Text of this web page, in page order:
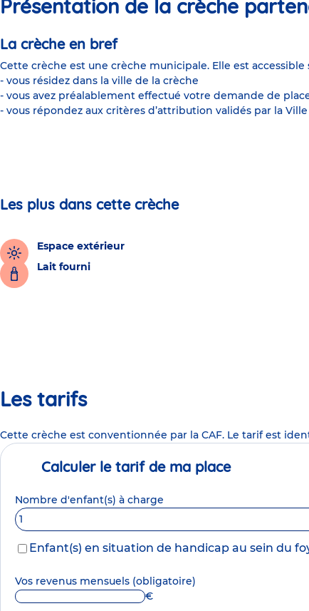
Présentation de la crèche
La crèche en bref
Cette crèche est une crèche municipale. Elle est accessible
- vous résidez dans la ville de la crèche
- vous avez préalablement effectué votre demande de
- vous répondez aux critères d’attribution validés par la Ville
Les plus dans cette crèche
Espace extérieur
Lait fourni
Les tarifs
Cette crèche est conventionnée par la CAF. Le tarif est
Calculer le tarif de ma place
Nombre d'enfant(s) à charge
1
Enfant(s) en situation de handicap au sein du
Vos revenus mensuels (obligatoire)
€